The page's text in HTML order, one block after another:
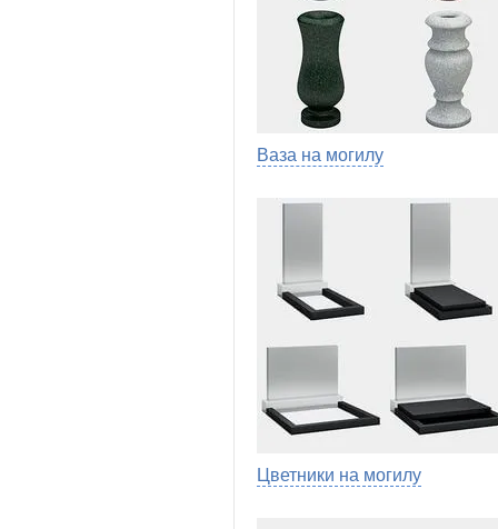
Ваза на могилу
Цветники на могилу